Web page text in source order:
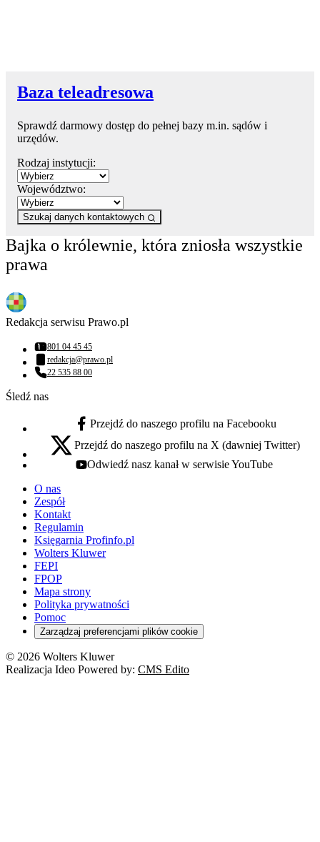
Baza teleadresowa
Sprawdź darmowy dostęp do pełnej bazy m.in. sądów i
urzędów.
Rodzaj instytucji:
Województwo:
Szukaj danych kontaktowych
Bajka o królewnie, która zniosła wszystkie
prawa
Redakcja serwisu Prawo.pl
Numer telefonu:
801 04 45 45
Adres email:
redakcja@prawo.pl
Numer telefonu:
22 535 88 00
Śledź nas
facebook - otwiera się w nowej karcie
Przejdź do naszego profilu na Facebooku
x - otwiera się w nowej karcie
Przejdź do naszego profilu na X (dawniej Twitter)
youtube - otwiera się w nowej karcie
Odwiedź nasz kanał w serwisie YouTube
O nas
Zespół
Kontakt
Regulamin
Księgarnia Profinfo.pl
Wolters Kluwer
FEPI
FPOP
Mapa strony
Polityka prywatności
Pomoc
Zarządzaj preferencjami plików cookie
© 2026 Wolters Kluwer
Realizacja Ideo Powered by: CMS Edito